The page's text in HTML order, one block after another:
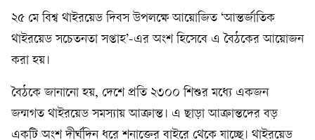
২৫ মে বিশ্ব থাইরয়েড দিবস উপলক্ষে আয়োজিত ‘আন্তর্জাতিক
থাইরয়েড সচেতনতা সপ্তাহ’-এর অংশ হিসেবে এ বৈঠকের আয়োজন
করা হয়।
বৈঠকে জানানো হয়, দেশে প্রতি ২৩০০ শিশুর মধ্যে একজন
জন্মগত থাইরয়েড সমস্যায় আক্রান্ত। এ ছাড়া আক্রান্তদের বড়
একটি অংশ দীর্ঘদিন ধরে শনাক্তের বাইরে থেকে যাচ্ছে। থাইরয়েড